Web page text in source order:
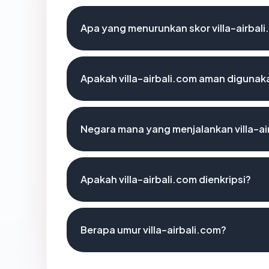
Apa yang menurunkan skor villa-
Apakah villa-airbali.com aman
Negara mana yang menjalankan villa-
Apakah villa-airbali.com dienkripsi?
Berapa umur villa-airbali.com?